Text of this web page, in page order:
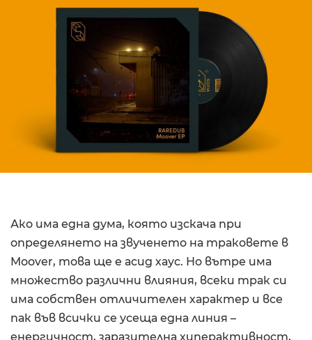
Ако има една дума, която изскача при
определянето на звученето на траковете в
Moover, това ще е асид хаус. Но вътре има
множество различни влияния, всеки трак си
има собствен отличителен характер и все
пак във всички се усеща една линия –
енергичност, заразителна хиперактивност,